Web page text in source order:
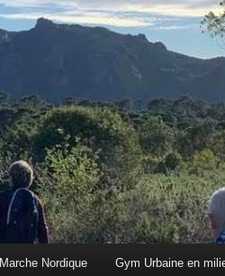
Marche Nordique Gym Urbaine en